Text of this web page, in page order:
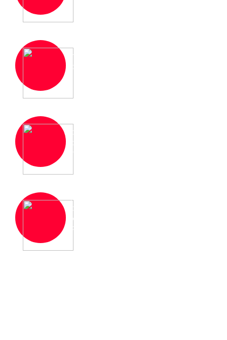
постоянно обновляется и дополняется для
соответствия необходимым требованиям
доступность всех материалов курсов,
оперативная организация и качественное
проведение обучения
стажировка в государственных и частных
учреждениях, расположенных по всей
России